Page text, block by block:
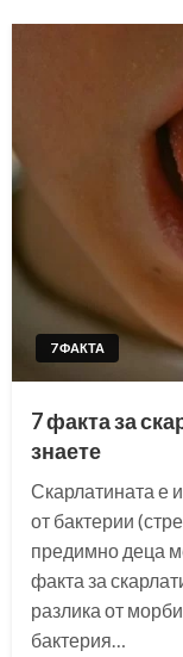
7 ФАКТА
7 факта за
знаете
Скарлатината е
от бактерии
предимно деца
факта за
разлика от
бактерия…